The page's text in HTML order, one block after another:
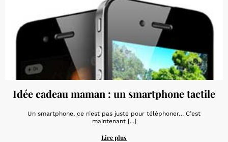
Idée cadeau maman : un smartphone tactile
Un smartphone, ce n’est pas juste pour téléphoner… C’est
maintenant [...]
Lire plus